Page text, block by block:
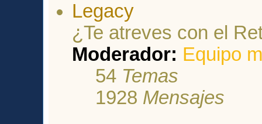
Legacy
¿Te atreves con el
Moderador: Equipo
54 Temas
1928 Mensajes